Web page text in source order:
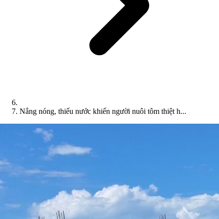
Nắng nóng, thiếu nước khiến người nuôi tôm thiệt h...